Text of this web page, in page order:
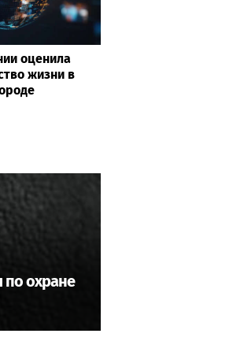
оценила
жизни в
по охране